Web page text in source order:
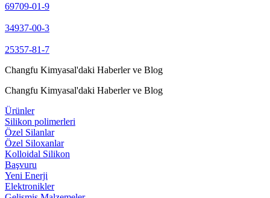
69709-01-9
34937-00-3
25357-81-7
Changfu Kimyasal'daki Haberler ve Blog
Changfu Kimyasal'daki Haberler ve Blog
Ürünler
Silikon polimerleri
Özel Silanlar
Özel Siloxanlar
Kolloidal Silikon
Başvuru
Yeni Enerji
Elektronikler